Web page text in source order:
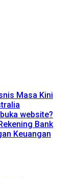
Masa Kini
website?
Bank
Keuangan